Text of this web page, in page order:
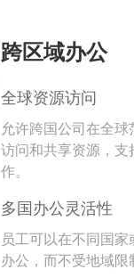
跨区域办公
全球资源访问
允许跨国公司在全球
访问和共享资源，支
作。
多国办公灵活性
员工可以在不同国
办公，而不受地域限